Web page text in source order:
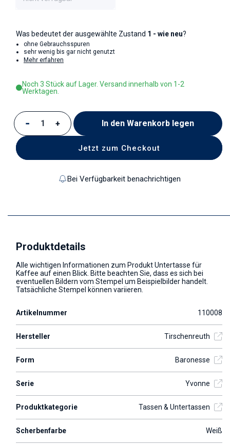
Was bedeutet der ausgewählte Zustand 1 - wie neu?
ohne Gebrauchsspuren
sehr wenig bis gar nicht genutzt
Mehr erfahren
Noch 3 Stück auf Lager. Versand innerhalb von 1-2
Werktagen.
Verringere die Menge für Untertasse für Kaffee
Erhöhe die Menge für Untertasse für
In den Warenkorb legen
Jetzt zum Checkout
Bei Verfügbarkeit benachrichtigen
Produktdetails
Alle wichtigen Informationen zum Produkt Untertasse für
Kaffee auf einen Blick. Bitte beachten Sie, dass es sich bei
eventuellen Bildern vom Stempel um Beispielbilder handelt.
Tatsächliche Stempel können variieren.
Artikelnummer 110008
Hersteller Tirschenreuth
Form Baronesse
Serie Yvonne
Produktkategorie Tassen & Untertassen
Scherbenfarbe Weiß